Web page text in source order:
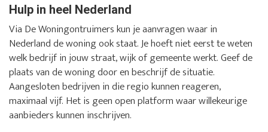
Hulp in heel Nederland
Via De Woningontruimers kun je aanvragen waar in
Nederland de woning ook staat. Je hoeft niet eerst te weten
welk bedrijf in jouw straat, wijk of gemeente werkt. Geef de
plaats van de woning door en beschrijf de situatie.
Aangesloten bedrijven in die regio kunnen reageren,
maximaal vijf. Het is geen open platform waar willekeurige
aanbieders kunnen inschrijven.